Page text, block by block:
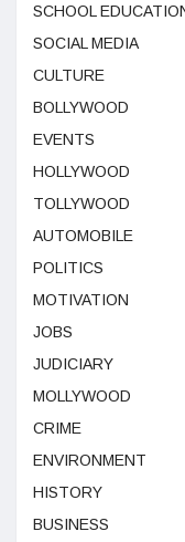
SCHOOL
SOCIAL MEDIA
CULTURE
BOLLYWOOD
EVENTS
HOLLYWOOD
TOLLYWOOD
AUTOMOBILE
POLITICS
MOTIVATION
JOBS
JUDICIARY
MOLLYWOOD
CRIME
ENVIRONMENT
HISTORY
BUSINESS